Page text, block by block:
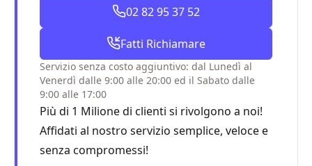
02 82 95 37 52
Fatti Richiamare
Servizio senza costo aggiuntivo: dal Lunedì al
Venerdì dalle 9:00 alle 20:00 ed il Sabato dalle
9:00 alle 17:00
Più di 1 Milione di clienti si rivolgono a noi!
Affidati al nostro servizio semplice, veloce e
senza compromessi!